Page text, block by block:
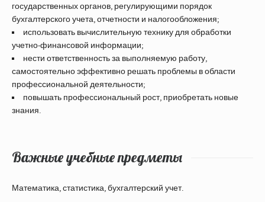
государственных органов, регулирующими порядок
бухгалтерского учета, отчетности и налогообложения;
использовать вычислительную технику для обработки
учетно-финансовой информации;
нести ответственность за выполняемую работу,
самостоятельно эффективно решать проблемы в области
профессиональной деятельности;
повышать профессиональный рост, приобретать новые
знания.
Важные учебные предметы
Математика, статистика, бухгалтерский учет.